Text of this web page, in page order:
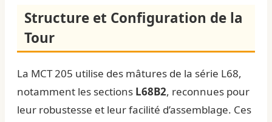
Structure et Configuration de la
Tour
La MCT 205 utilise des mâtures de la série L68,
notamment les sections L68B2, reconnues pour
leur robustesse et leur facilité d’assemblage. Ces